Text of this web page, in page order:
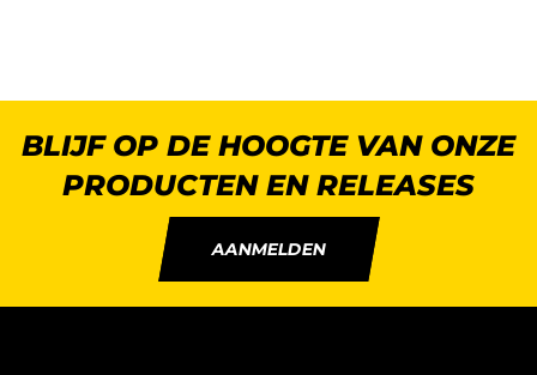
BLIJF OP DE HOOGTE VAN ONZE
PRODUCTEN EN RELEASES
AANMELDEN